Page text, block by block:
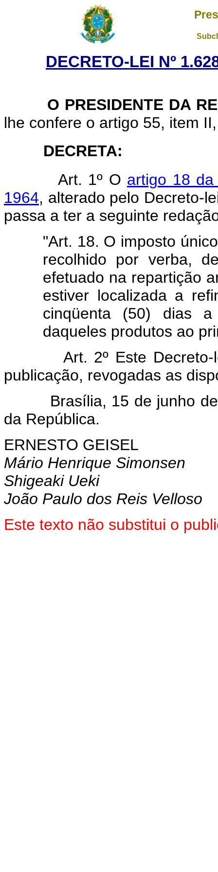
DECRETO-LEI Nº
O PRESIDENTE DA
lhe confere o artigo 55, item
DECRETA:
Art. 1º O artigo 18
1964, alterado pelo Decreto-
passa a ter a seguinte
"Art. 18. O imposto
recolhido por verba,
efetuado na repartição
estiver localizada a
cinqüenta (50) dias
daqueles produtos ao
Art. 2º Este Decreto-lei
publicação, revogadas as
Brasília, 15 de junho de
da República.
ERNESTO GEISEL
Mário Henrique Simonsen
Shigeaki Ueki
João Paulo dos Reis Velloso
Este texto não substitui o